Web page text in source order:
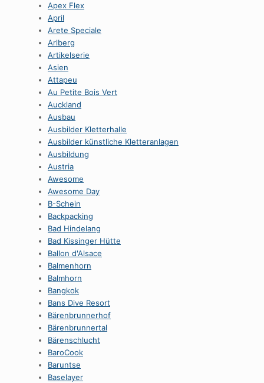
Apex Flex
April
Arete Speciale
Arlberg
Artikelserie
Asien
Attapeu
Au Petite Bois Vert
Auckland
Ausbau
Ausbilder Kletterhalle
Ausbilder künstliche Kletteranlagen
Ausbildung
Austria
Awesome
Awesome Day
B-Schein
Backpacking
Bad Hindelang
Bad Kissinger Hütte
Ballon d'Alsace
Balmenhorn
Balmhorn
Bangkok
Bans Dive Resort
Bärenbrunnerhof
Bärenbrunnertal
Bärenschlucht
BaroCook
Baruntse
Baselayer